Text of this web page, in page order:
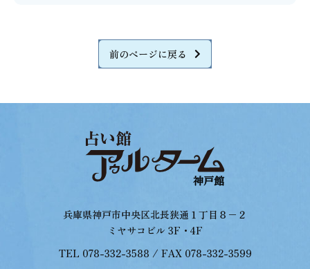
前のページに戻る
兵庫県神戸市中央区北長狭通１丁目８−２
ミヤサコビル 3F・4F
TEL 078-332-3588 / FAX 078-332-3599